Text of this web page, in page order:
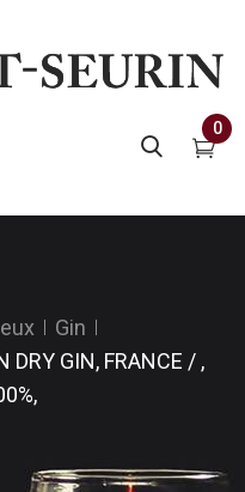
0
Gin
DRY GIN, FRANCE / ,